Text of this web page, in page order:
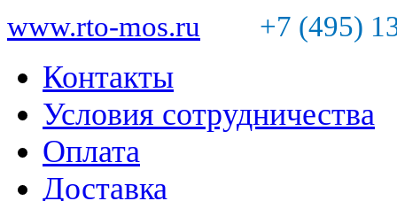
www.rto-mos.ru +7 (495)
Контакты
Условия сотрудничества
Оплата
Доставка